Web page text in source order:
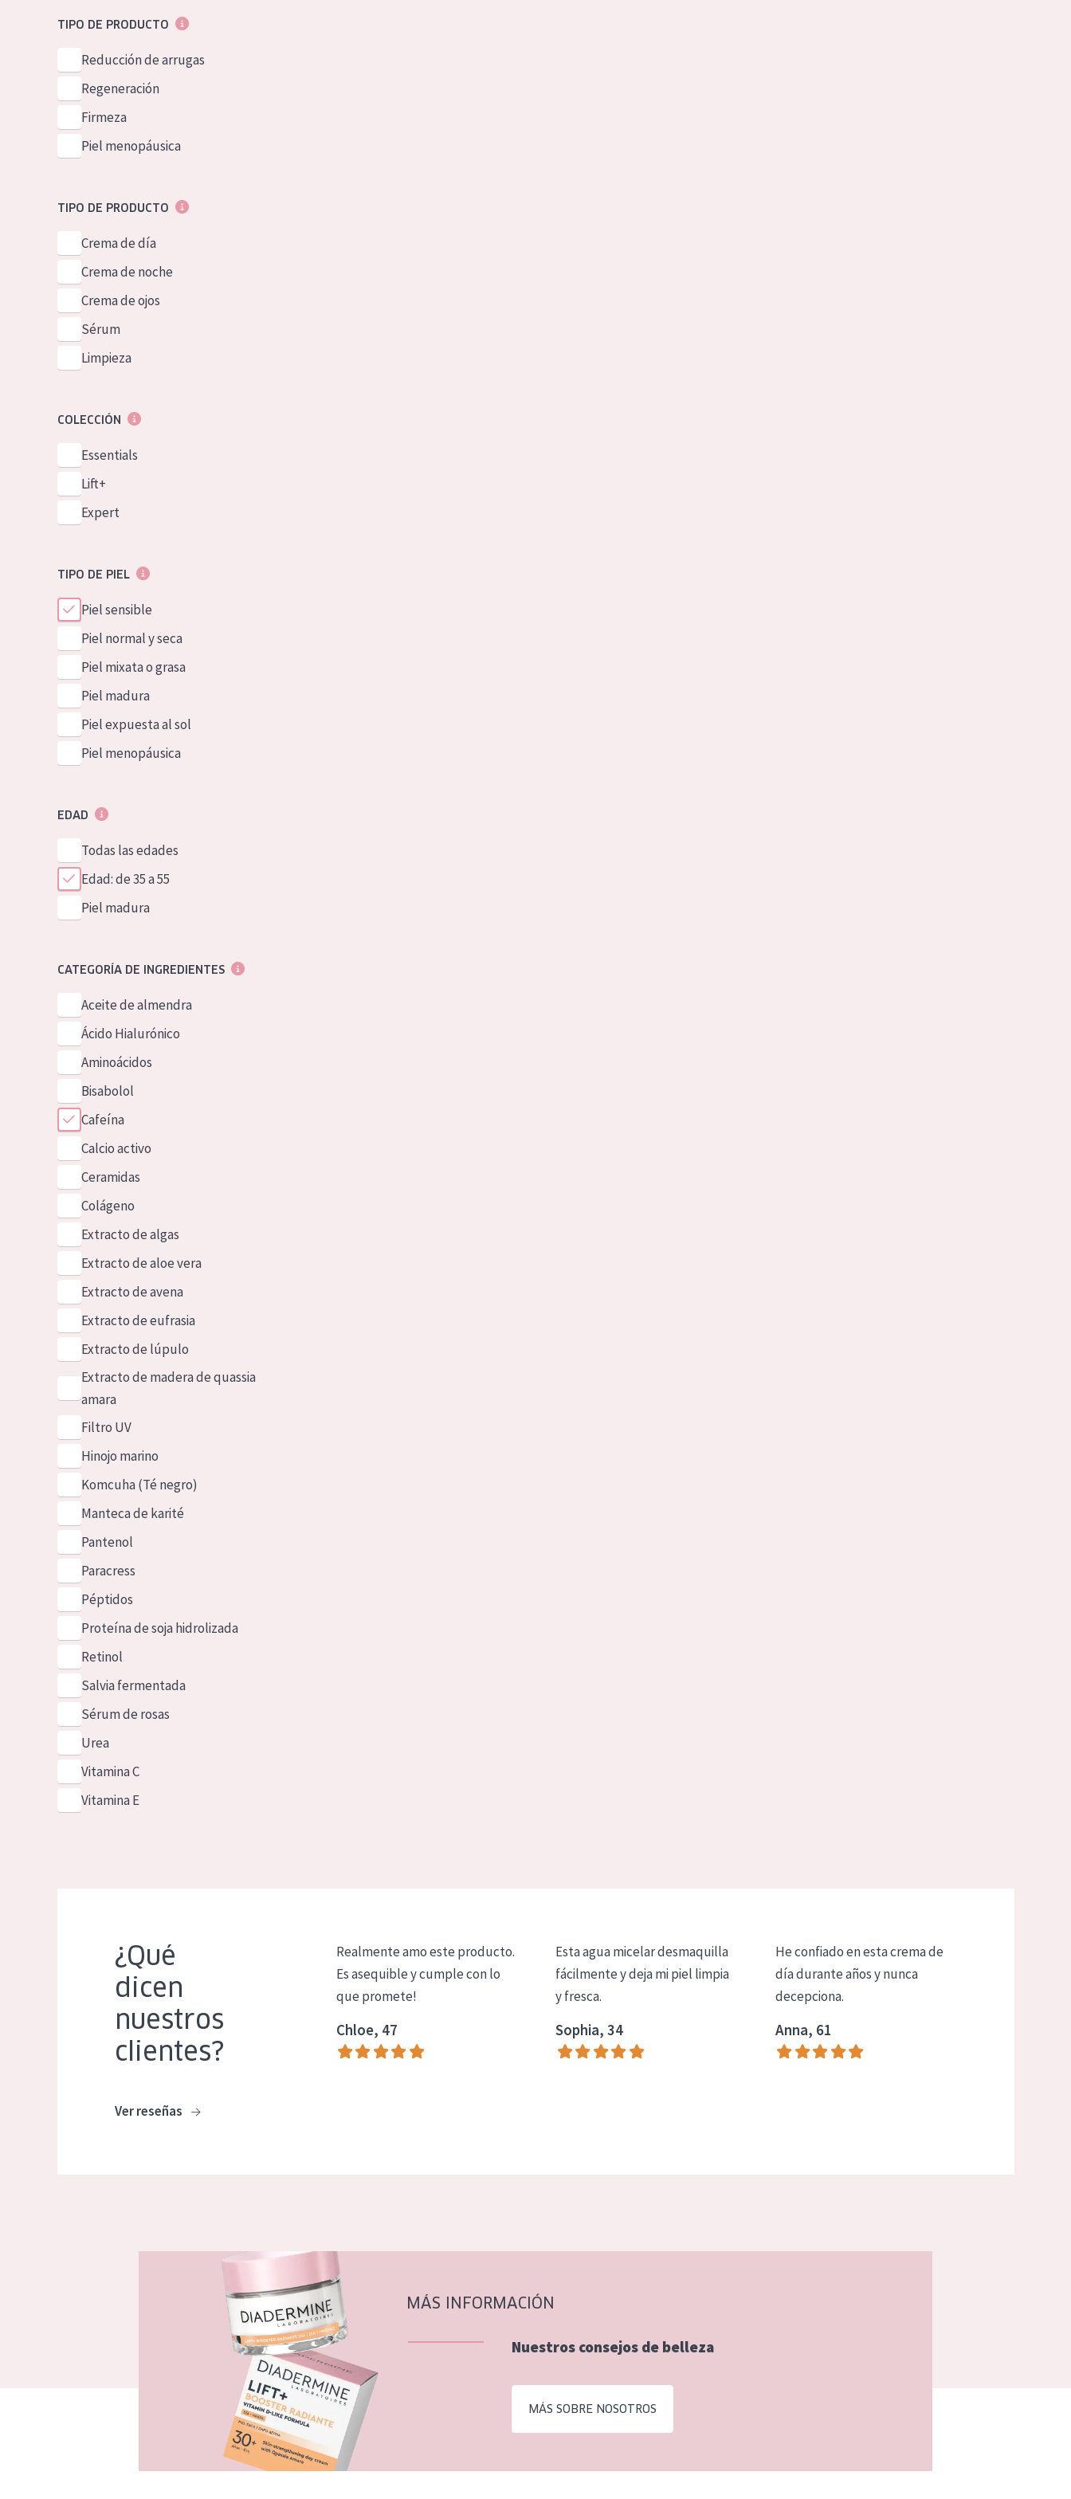
GermanTIPO DE PRODUCTO
Reducción de arrugas
Regeneración
Firmeza
Piel menopáusica
TIPO DE PRODUCTO
Crema de día
Crema de noche
Crema de ojos
Sérum
Limpieza
COLECCIÓN
Essentials
Lift+
Expert
TIPO DE PIEL
Piel sensible
Piel normal y seca
Piel mixata o grasa
Piel madura
Piel expuesta al sol
Piel menopáusica
EDAD
Todas las edades
Edad: de 35 a 55
Piel madura
CATEGORÍA DE INGREDIENTES
Aceite de almendra
Ácido Hialurónico
Aminoácidos
Bisabolol
Cafeína
Calcio activo
Ceramidas
Colágeno
Extracto de algas
Extracto de aloe vera
Extracto de avena
Extracto de eufrasia
Extracto de lúpulo
Extracto de madera de quassia
amara
Filtro UV
Hinojo marino
Komcuha (Té negro)
Manteca de karité
Pantenol
Paracress
Péptidos
Proteína de soja hidrolizada
Retinol
Salvia fermentada
Sérum de rosas
Urea
Vitamina C
Vitamina E
¿Qué
dicen
nuestros
clientes?
Ver reseñas
Realmente amo este producto.
Es asequible y cumple con lo
que promete!
Chloe, 47
Esta agua micelar desmaquilla
fácilmente y deja mi piel limpia
y fresca.
Sophia, 34
He confiado en esta crema de
día durante años y nunca
decepciona.
Anna, 61
MÁS INFORMACIÓN
Nuestros consejos de belleza
MÁS SOBRE NOSOTROS